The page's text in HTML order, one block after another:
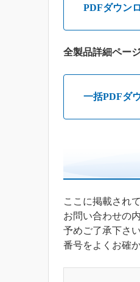
PDFダウン
全製品詳細ペー
一括PDFダ
ここに掲載され
お問い合わせの
予めご了承下さい
番号をよくお確